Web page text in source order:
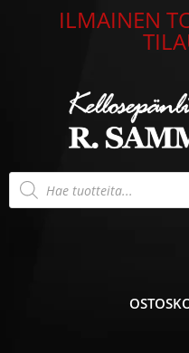
ILMAINEN
Products
search